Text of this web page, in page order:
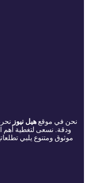
نحن في موقعهيل نيوز
ودقة. نسعى لتغطية أهم
موثوق ومتنوع يلبي